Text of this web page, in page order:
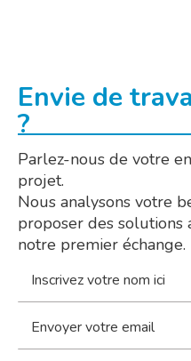
Envie de
?
Parlez-nous de votre
projet.
Nous analysons votre
proposer des solutions
notre premier échange.